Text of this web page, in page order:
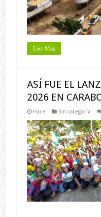
Leer Mas
ASÍ FUE EL
2026 EN
Hace Sin categoría